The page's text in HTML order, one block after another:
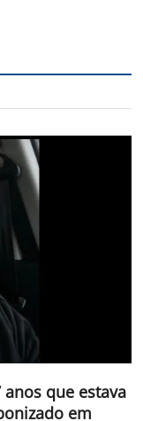
anos que estava
em